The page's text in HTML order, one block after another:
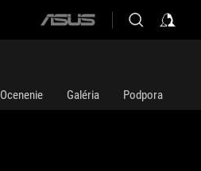
ASUS
Ocenenie Galéria Podpora